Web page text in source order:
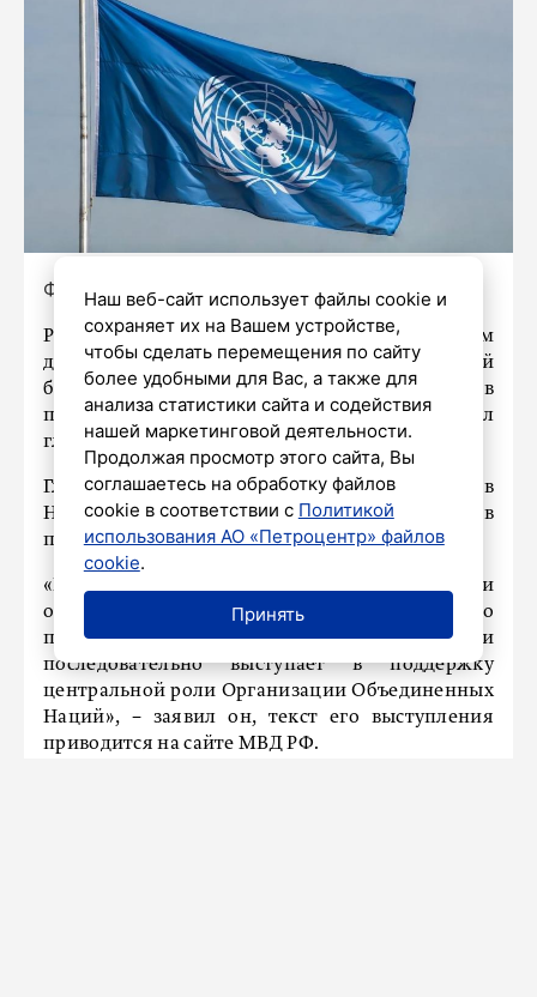
Фото: сгенерировано нейросетью Grok
Россия остается ответственным участником
деятельности по поддержанию глобальной
безопасности и последовательно выступает в
поддержку центральной роли ООН, сообщил
глава МВД РФ Владимир Колокольцев.
Глава ведомства во вторник, 7 июля, прибыл в
Нью-Йорк для участия в саммите начальников
полиций государств-членов ООН.
«Россия остается традиционным и
ответственным участником деятельности по
поддержанию глобальной безопасности и
последовательно выступает в поддержку
центральной роли Организации Объединенных
Наций», − заявил он, текст его выступления
приводится на сайте МВД РФ.
Наш веб-сайт использует файлы cookie и
сохраняет их на Вашем устройстве,
чтобы сделать перемещения по сайту
более удобными для Вас, а также для
анализа статистики сайта и содействия
нашей маркетинговой деятельности.
Продолжая просмотр этого сайта, Вы
соглашаетесь на обработку файлов
cookie в соответствии с Политикой
использования АО «Петроцентр» файлов
cookie.
Принять